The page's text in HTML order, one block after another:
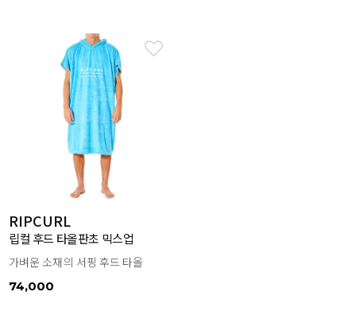
RIPCURL
립컬 후드 타올판초 믹스업
가벼운 소재의 서핑 후드 타올
74,000